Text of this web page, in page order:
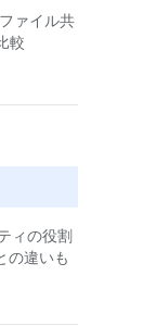
ァイル共
較
ィの役割
の違いも